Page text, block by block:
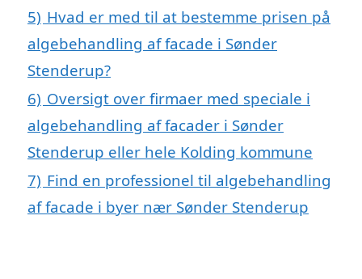
5) Hvad er med til at bestemme prisen på
algebehandling af facade i Sønder
Stenderup?
6) Oversigt over firmaer med speciale i
algebehandling af facader i Sønder
Stenderup eller hele Kolding kommune
7) Find en professionel til algebehandling
af facade i byer nær Sønder Stenderup